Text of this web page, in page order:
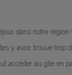
dans notre région
y avoir trouvé
accéder au gîte en